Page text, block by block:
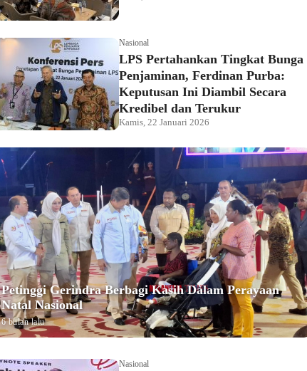
Nasional
LPS Pertahankan Tingkat Bunga
Penjaminan, Ferdinan Purba:
Keputusan Ini Diambil Secara
Kredibel dan Terukur
Kamis, 22 Januari 2026
Petinggi Gerindra Berbagi Kasih Dalam Perayaan
Natal Nasional
6 bulan lalu
Nasional